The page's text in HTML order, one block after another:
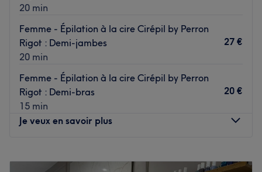
L’équipe :
Une équipe attentionnée et professionnelle vous
accueille, ravie de partager son savoir-faire.
Nos coups de cœur :
L’atmosphère : une atmosphère conviviale dans un
superbe salon.
Les spécialités de l’établissement : les beautés des
ongles, les séances d'épilation, les soins du visage et du
corps.
20 min
Femme - Épilation à la cire Cirépil by Perron
Rigot : Demi-jambes
20 min
27 €
Femme - Épilation à la cire Cirépil by Perron
Rigot : Demi-bras
15 min
20 €
Je veux en savoir plus
10:00–19:00